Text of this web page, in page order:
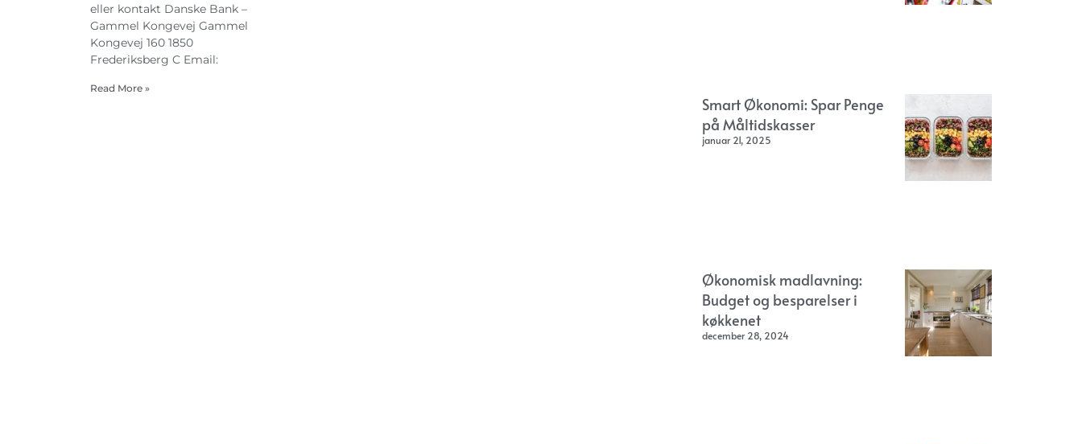
eller kontakt Danske Bank –
Gammel Kongevej Gammel
Kongevej 160 1850
Frederiksberg C Email:
Read More »
Smart Økonomi: Spar Penge
på Måltidskasser
januar 21, 2025
Økonomisk madlavning:
Budget og besparelser i
køkkenet
december 28, 2024